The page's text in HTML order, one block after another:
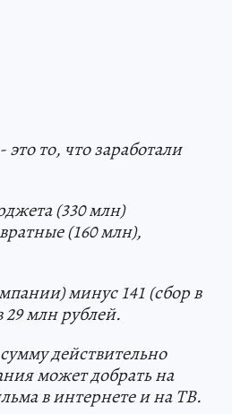
то, что заработали
(330 млн)
(160 млн),
минус 141 (сбор в
29 млн рублей.
действительно
может добрать на
в интернете и на ТВ.